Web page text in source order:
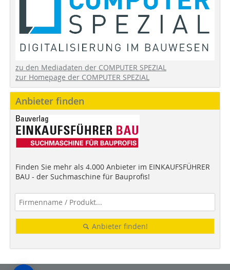
zu den Mediadaten der COMPUTER SPEZIAL
zur Homepage der COMPUTER SPEZIAL
Anbieter finden
Finden Sie mehr als 4.000 Anbieter im EINKAUFSFÜHRER
BAU - der Suchmaschine für Bauprofis!
Anbieter finden!